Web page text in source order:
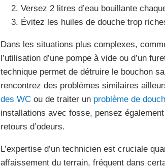
Versez 2 litres d’eau bouillante
Évitez les huiles de douche trop
Dans les situations plus complexes,
l’utilisation d’une pompe à vide ou d’un
technique permet de détruire le bouchon
rencontrez des problèmes similaires
des WCou de traiter un problème de
installations avec fosse, pensez
retours d’odeurs.
L’expertise d’un technicien est cruciale
affaissement du terrain, fréquent dans